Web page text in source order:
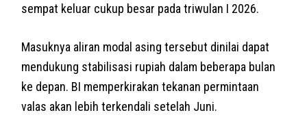
sempat keluar cukup besar pada triwulan I 2026.
Masuknya aliran modal asing tersebut dinilai dapat
mendukung stabilisasi rupiah dalam beberapa bulan
ke depan. BI memperkirakan tekanan permintaan
valas akan lebih terkendali setelah Juni.